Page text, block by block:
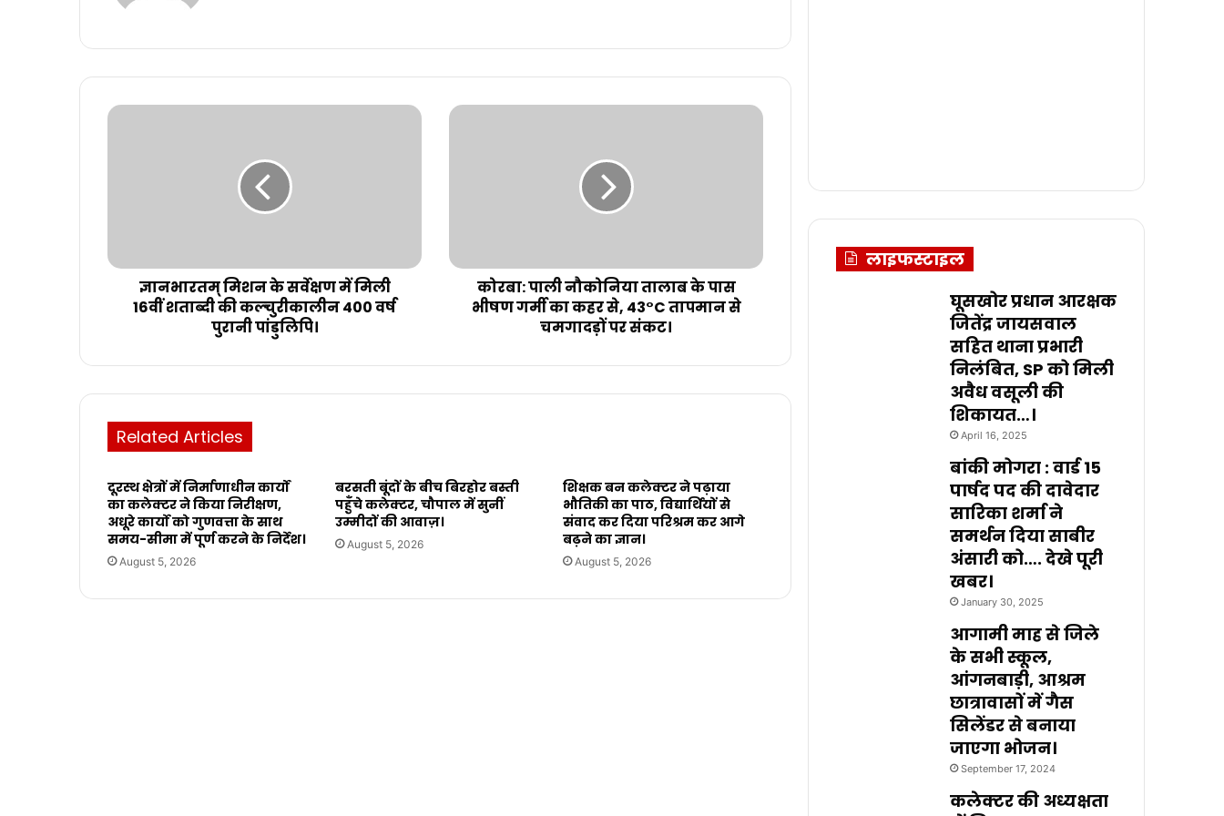
ज्ञानभारतम् मिशन के सर्वेक्षण में मिली
16वीं शताब्दी की कल्चुरीकालीन 400 वर्ष
पुरानी पांडुलिपि।
कोरबा: पाली नौकोनिया तालाब के पास
भीषण गर्मी का कहर से, 43°C तापमान से
चमगादड़ों पर संकट।
Related Articles
दूरस्थ क्षेत्रों में निर्माणाधीन कार्यों
का कलेक्टर ने किया निरीक्षण,
अधूरे कार्यो को गुणवत्ता के साथ
समय-सीमा में पूर्ण करने के निर्देश।
August 5, 2026
बरसती बूंदों के बीच बिरहोर बस्ती
पहुँचे कलेक्टर, चौपाल में सुनीं
उम्मीदों की आवाज़।
August 5, 2026
शिक्षक बन कलेक्टर ने पढ़ाया
भौतिकी का पाठ, विद्यार्थियों से
संवाद कर दिया परिश्रम कर आगे
बढ़ने का ज्ञान।
August 5, 2026
लाइफस्टाइल
घूसखोर प्रधान आरक्षक
जितेंद्र जायसवाल
सहित थाना प्रभारी
निलंबित, SP को मिली
अवैध वसूली की
शिकायत…।
April 16, 2025
बांकी मोगरा : वार्ड 15
पार्षद पद की दावेदार
सारिका शर्मा ने
समर्थन दिया साबीर
अंसारी को…. देखे पूरी
खबर।
January 30, 2025
आगामी माह से जिले
के सभी स्कूल,
आंगनबाड़ी, आश्रम
छात्रावासों में गैस
सिलेंडर से बनाया
जाएगा भोजन।
September 17, 2024
कलेक्टर की अध्यक्षता